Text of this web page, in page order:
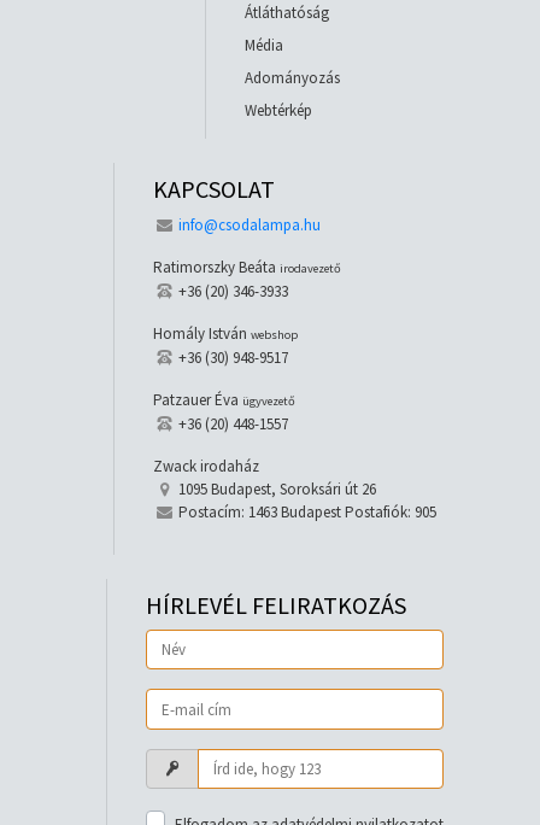
Átláthatóság
Média
Adományozás
Webtérkép
KAPCSOLAT
info@csodalampa.hu
Ratimorszky Beáta irodavezető
+36 (20) 346-3933
Homály István webshop
+36 (30) 948-9517
Patzauer Éva ügyvezető
+36 (20) 448-1557
Zwack irodaház
1095 Budapest, Soroksári út 26
Postacím: 1463 Budapest Postafiók: 905
HÍRLEVÉL FELIRATKOZÁS